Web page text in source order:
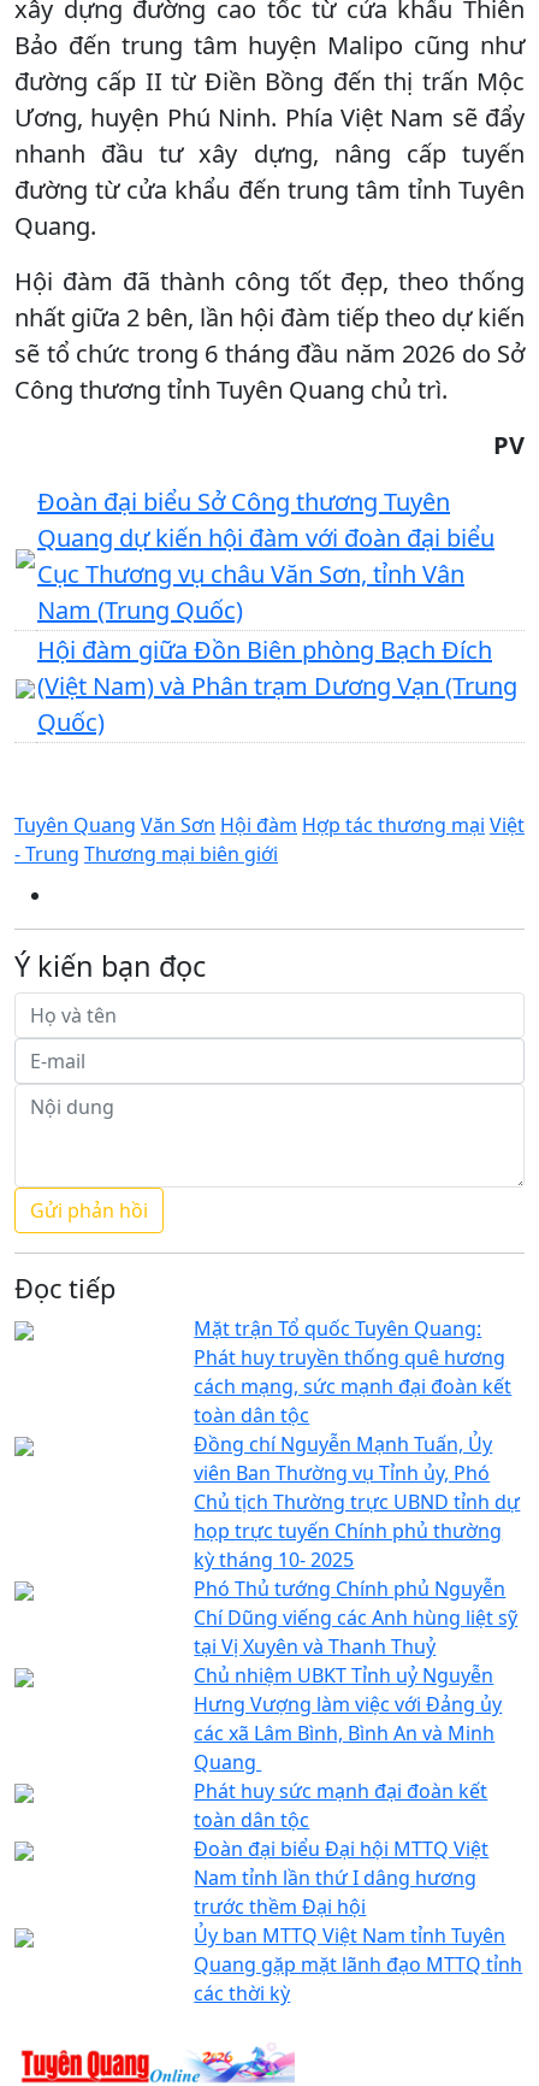
xây dựng đường cao tốc từ cửa khẩu Thiên
Bảo đến trung tâm huyện Malipo cũng như
đường cấp II từ Điền Bồng đến thị trấn Mộc
Ương, huyện Phú Ninh. Phía Việt Nam sẽ đẩy
nhanh đầu tư xây dựng, nâng cấp tuyến
đường từ cửa khẩu đến trung tâm tỉnh Tuyên
Quang.
Hội đàm đã thành công tốt đẹp, theo thống
nhất giữa 2 bên, lần hội đàm tiếp theo dự kiến
sẽ tổ chức trong 6 tháng đầu năm 2026 do Sở
Công thương tỉnh Tuyên Quang chủ trì.
PV
Đoàn đại biểu Sở Công thương Tuyên
Quang dự kiến hội đàm với đoàn đại biểu
Cục Thương vụ châu Văn Sơn, tỉnh Vân
Nam (Trung Quốc)
Hội đàm giữa Đồn Biên phòng Bạch Đích
(Việt Nam) và Phân trạm Dương Vạn (Trung
Quốc)
Tuyên Quang Văn Sơn Hội đàm Hợp tác thương mại Việt
- Trung Thương mại biên giới
Ý kiến bạn đọc
Đọc tiếp
Mặt trận Tổ quốc Tuyên Quang:
Phát huy truyền thống quê hương
cách mạng, sức mạnh đại đoàn kết
toàn dân tộc
Đồng chí Nguyễn Mạnh Tuấn, Ủy
viên Ban Thường vụ Tỉnh ủy, Phó
Chủ tịch Thường trực UBND tỉnh dự
họp trực tuyến Chính phủ thường
kỳ tháng 10- 2025
Phó Thủ tướng Chính phủ Nguyễn
Chí Dũng viếng các Anh hùng liệt sỹ
tại Vị Xuyên và Thanh Thuỷ
Chủ nhiệm UBKT Tỉnh uỷ Nguyễn
Hưng Vượng làm việc với Đảng ủy
các xã Lâm Bình, Bình An và Minh
Quang
Phát huy sức mạnh đại đoàn kết
toàn dân tộc
Đoàn đại biểu Đại hội MTTQ Việt
Nam tỉnh lần thứ I dâng hương
trước thềm Đại hội
Ủy ban MTTQ Việt Nam tỉnh Tuyên
Quang gặp mặt lãnh đạo MTTQ tỉnh
các thời kỳ